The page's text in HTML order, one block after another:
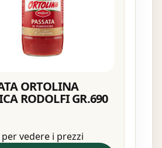
ORTOLINA
RODOLFI GR.690
vedere i prezzi